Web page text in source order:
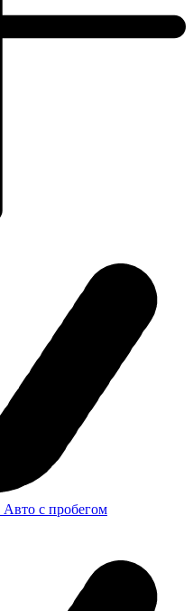
Авто с пробегом